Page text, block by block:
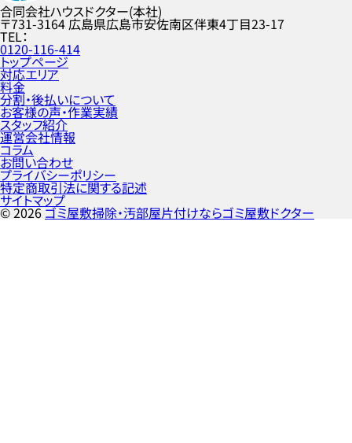
合同会社ハウスドクター(本社)
〒731-3164 広島県広島市安佐南区伴東4丁目23-17
TEL
0120-116-414
トップページ
対応エリア
料金
分割・後払いについて
お客様の声・作業実績
スタッフ紹介
運営会社情報
コラム
お問い合わせ
プライバシーポリシー
特定商取引法に関する記述
サイトマップ
©2026ゴミ屋敷掃除・汚部屋片付けならゴミ屋敷ドクター